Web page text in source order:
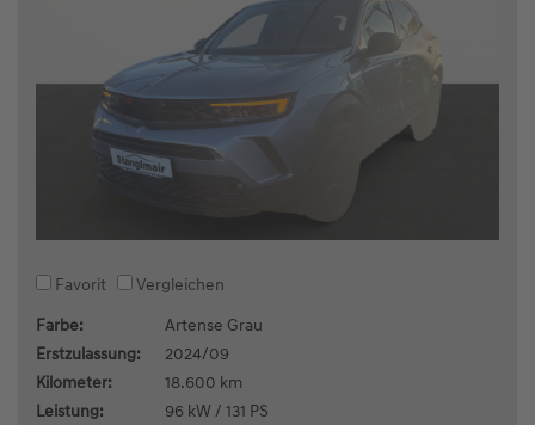
Favorit
Vergleichen
Farbe:
Artense Grau
Erstzulassung:
2024/09
Kilometer:
18.600 km
Leistung:
96 kW / 131 PS